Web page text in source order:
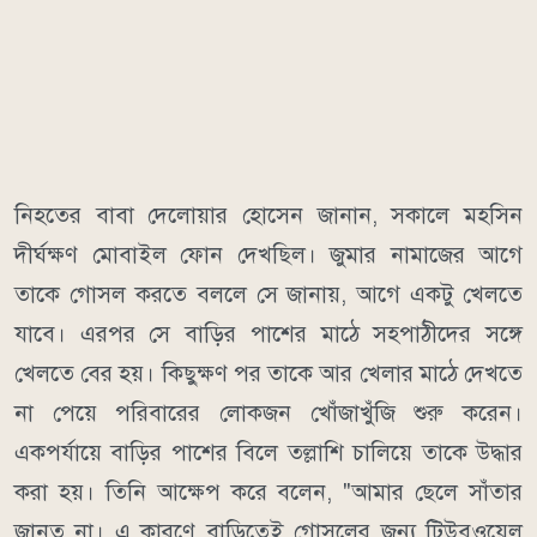
নিহতের বাবা দেলোয়ার হোসেন জানান, সকালে মহসিন
দীর্ঘক্ষণ মোবাইল ফোন দেখছিল। জুমার নামাজের আগে
তাকে গোসল করতে বললে সে জানায়, আগে একটু খেলতে
যাবে। এরপর সে বাড়ির পাশের মাঠে সহপাঠীদের সঙ্গে
খেলতে বের হয়। কিছুক্ষণ পর তাকে আর খেলার মাঠে দেখতে
না পেয়ে পরিবারের লোকজন খোঁজাখুঁজি শুরু করেন।
একপর্যায়ে বাড়ির পাশের বিলে তল্লাশি চালিয়ে তাকে উদ্ধার
করা হয়। তিনি আক্ষেপ করে বলেন, "আমার ছেলে সাঁতার
জানত না। এ কারণে বাড়িতেই গোসলের জন্য টিউবওয়েল